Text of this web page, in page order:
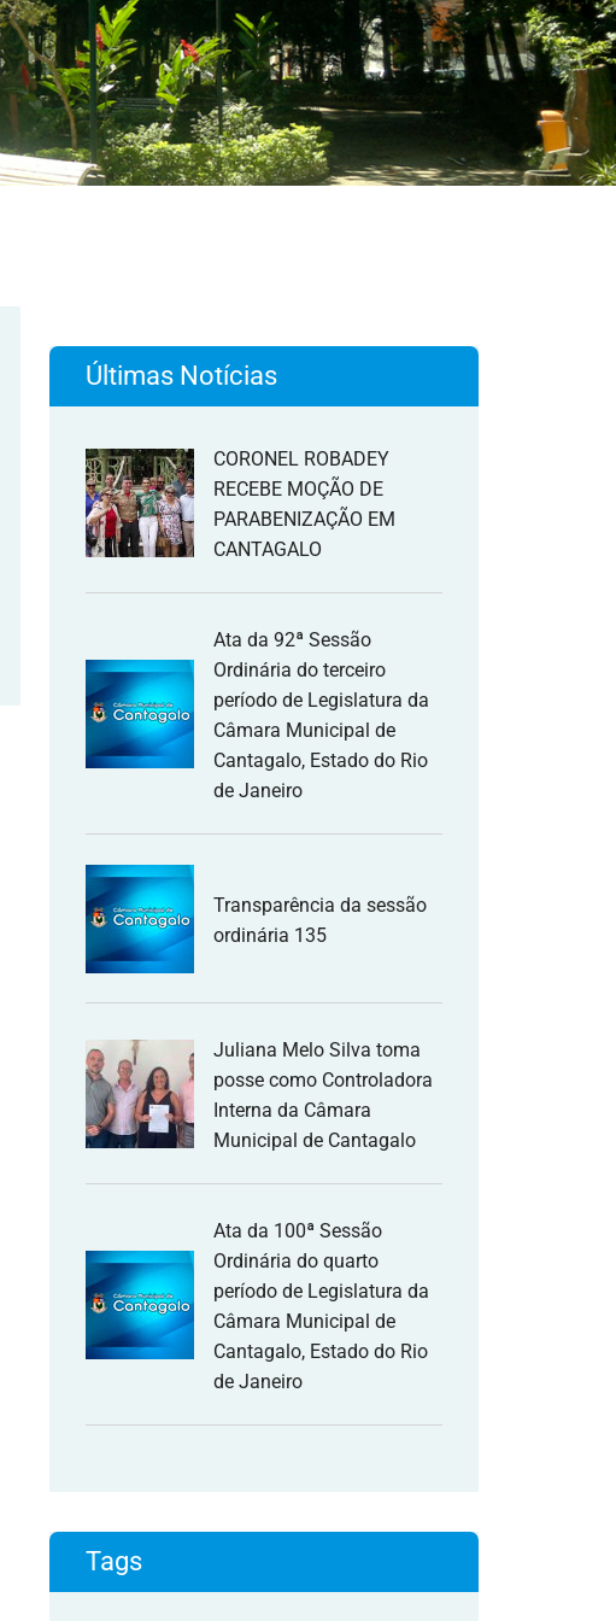
Últimas Notícias
CORONEL ROBADEY
RECEBE MOÇÃO DE
PARABENIZAÇÃO EM
CANTAGALO
Ata da 92ª Sessão
Ordinária do terceiro
período de Legislatura da
Câmara Municipal de
Cantagalo, Estado do Rio
de Janeiro
Transparência da sessão
ordinária 135
Juliana Melo Silva toma
posse como Controladora
Interna da Câmara
Municipal de Cantagalo
Ata da 100ª Sessão
Ordinária do quarto
período de Legislatura da
Câmara Municipal de
Cantagalo, Estado do Rio
de Janeiro
Tags